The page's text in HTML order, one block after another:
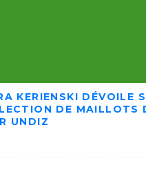
KERIENSKI DÉVOILE
DE MAILLOTS
UNDIZ